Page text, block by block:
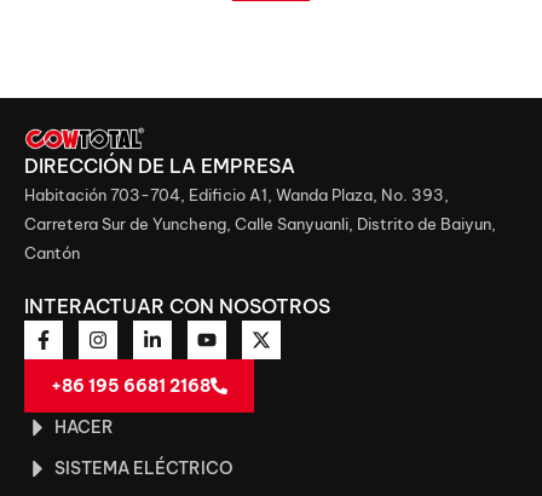
DIRECCIÓN DE LA EMPRESA
Habitación 703-704, Edificio A1, Wanda Plaza, No. 393,
Carretera Sur de Yuncheng, Calle Sanyuanli, Distrito de Baiyun,
Cantón
INTERACTUAR CON NOSOTROS
+86 195 6681 2168
HACER
SISTEMA ELÉCTRICO